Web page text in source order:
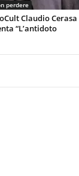
perdere
Claudio Cerasa
“L’antidoto